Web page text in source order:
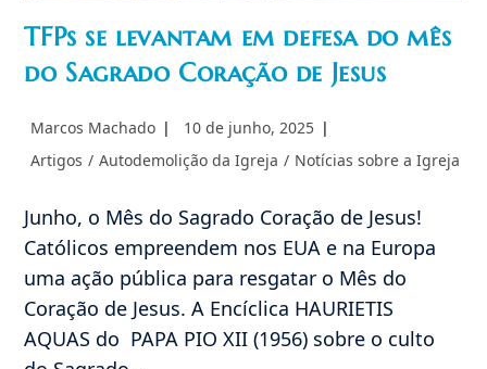
TFPs se levantam em defesa do mês
do Sagrado Coração de Jesus
Autor
post:
Marcos Machado
Post
10 de junho, 2025
Categoria
Artigos / Autodemolição da Igreja / Notícias sobre a Igreja
Junho, o Mês do Sagrado Coração de Jesus!
Católicos empreendem nos EUA e na Europa
uma ação pública para resgatar o Mês do
Coração de Jesus. A Encíclica HAURIETIS
AQUAS do PAPA PIO XII (1956) sobre o culto